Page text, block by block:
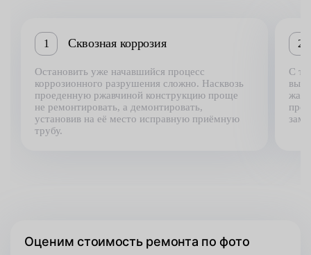
1 Сквозная коррозия
Остановить уже начавшийся процесс
коррозионного разрушения сложно. Насквозь
проеденную ржавчиной конструкцию проще
не ремонтировать, а демонтировать,
установив на её место исправную приёмную
трубу.
2
С
Оценим стоимость ремонта по фото